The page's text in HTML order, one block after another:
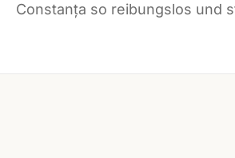
Constanța so reibungslos und